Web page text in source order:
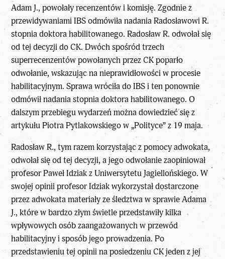
Adam J., powołały recenzentów i komisję. Zgodnie z
przewidywaniami IBS odmówiła nadania Radosławowi R.
stopnia doktora habilitowanego. Radosław R. odwołał się
od tej decyzji do CK. Dwóch spośród trzech
superrecenzentów powołanych przez CK poparło
odwołanie, wskazując na nieprawidłowości w procesie
habilitacyjnym. Sprawa wróciła do IBS i ten ponownie
odmówił nadania stopnia doktora habilitowanego. O
dalszym przebiegu wydarzeń można dowiedzieć się z
artykułu Piotra Pytlakowskiego w „Polityce” z 19 maja.
Radosław R., tym razem korzystając z pomocy adwokata,
odwołał się od tej decyzji, a jego odwołanie zaopiniował
profesor Paweł Idziak z Uniwersytetu Jagiellońskiego. W
swojej opinii profesor Idziak wykorzystał dostarczone
przez adwokata materiały ze śledztwa w sprawie Adama
J., które w bardzo złym świetle przedstawiły kilka
wpływowych osób zaangażowanych w przewód
habilitacyjny i sposób jego prowadzenia. Po
przedstawieniu tej opinii na posiedzeniu CK jeden z jej